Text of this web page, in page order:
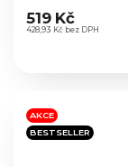
hodnocení
produktu
hvězdiček.
428,93 Kč bez DPH
519 Kč
AKCE
BESTSELLER